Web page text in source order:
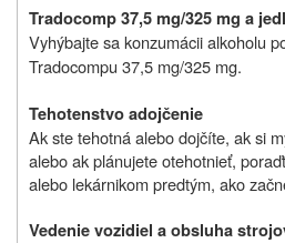
Tradocomp 37,5 mg/325 mg a
Vyhýbajte sa konzumácii alkoholu
Tradocompu 37,5 mg/325 mg.
Tehotenstvoadojčenie
Ak ste tehotná alebo dojčíte, ak si
alebo ak plánujete otehotnieť,
alebo lekárnikom predtým, ako
Vedenie vozidiel a obsluha